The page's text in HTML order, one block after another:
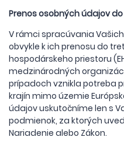
Prenos osobných údajov
V rámci spracúvania
obvykle k ich prenosu do
hospodárskeho priestoru
medzinárodných
prípadoch vznikla potreba
krajín mimo územie
údajov uskutočníme len s
podmienok, za ktorých
Nariadenie alebo Zákon.